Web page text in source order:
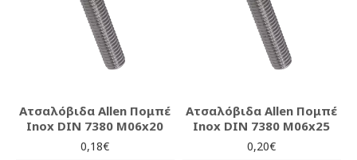
Ατσαλόβιδα Allen Πομπέ
Inox DIN 7380 M06x20
0,18€
Ατσαλόβιδα Allen Πομπέ
Inox DIN 7380 M06x25
0,20€